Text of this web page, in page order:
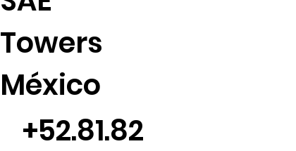
+52.81.82
Towers
México